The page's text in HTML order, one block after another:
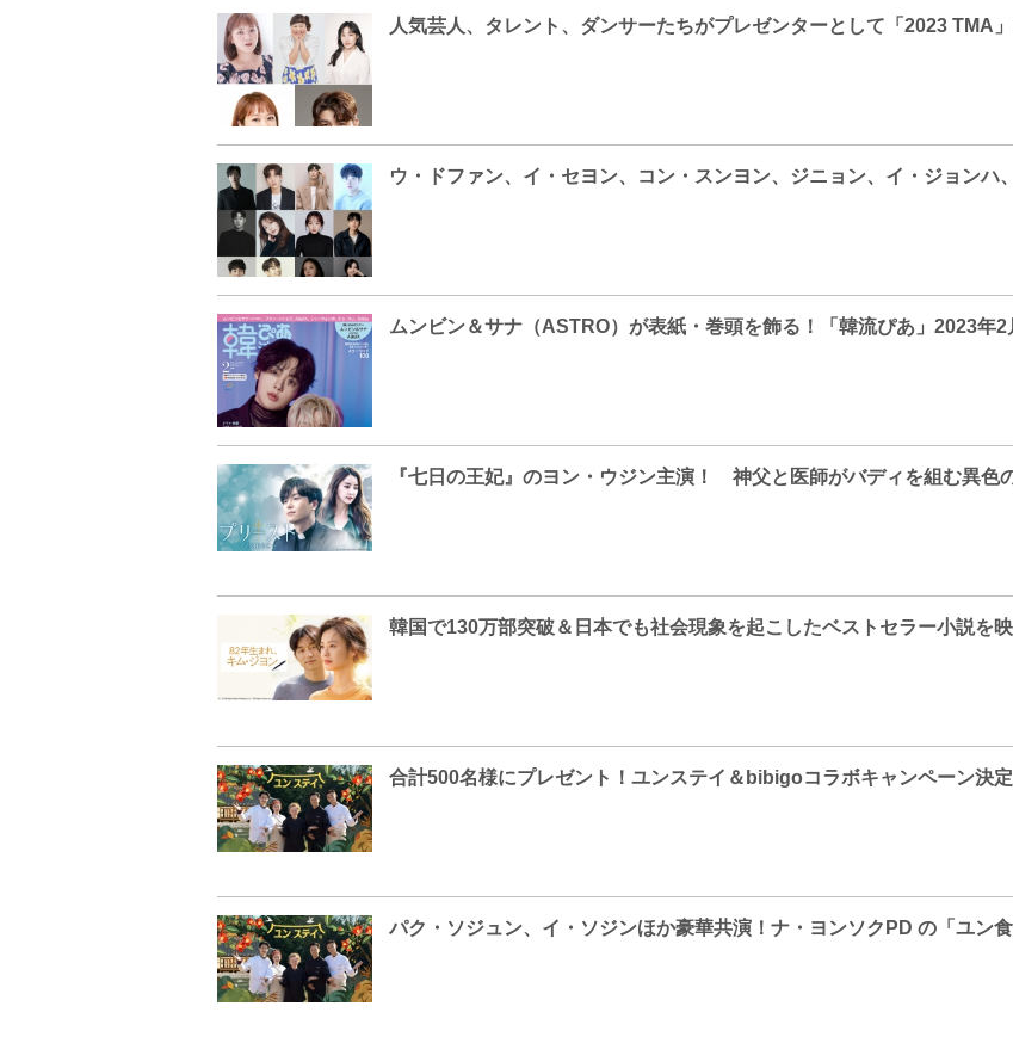
合計500名様にプレゼント！ユンステイ＆bibigoコラボキャンペーン決定